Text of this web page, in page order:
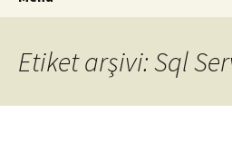
Etiket arşivi: Sql